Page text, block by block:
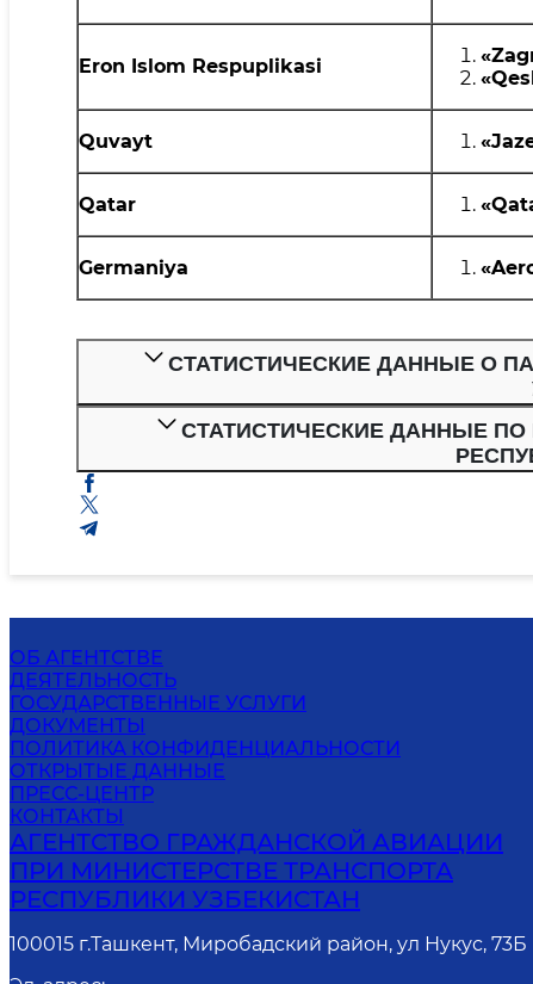
Eron Islom Respuplikasi
Quvayt «
Qatar
Germaniya «
СТАТИСТИЧЕСКИЕ ДАННЫЕ О
СТАТИСТИЧЕСКИЕ ДАННЫЕ ПО
ОБ АГЕНТСТВЕ
ДЕЯТЕЛЬНОСТЬ
ГОСУДАРСТВЕННЫЕ УСЛУГИ
ДОКУМЕНТЫ
ПОЛИТИКА КОНФИДЕНЦИАЛЬНОСТИ
ОТКРЫТЫЕ ДАННЫЕ
ПРЕСС-ЦЕНТР
КОНТАКТЫ
АГЕНТСТВО ГРАЖДАНСКОЙ АВИАЦИИ
ПРИ МИНИСТЕРСТВЕ ТРАНСПОРТА
РЕСПУБЛИКИ УЗБЕКИСТАН
100015 г.Ташкент, Миробадский район, ул Нукус, 73Б